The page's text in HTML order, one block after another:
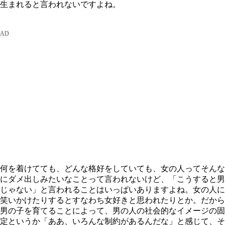
生まれると言われないですよね。
何を着けてても、どんな格好をしていても、女の人ってそんな
にダメ出しみたいなことって言われないけど、「こうすると男
じゃない」と言われることはいっぱいありますよね。女の人に
笑いかけたりするとすなわち女好きと思われたりとか。だから
男の子を育てることによって、男の人の社会的なイメージの固
定というか「ああ、いろんな制約があるんだな」と感じて、そ